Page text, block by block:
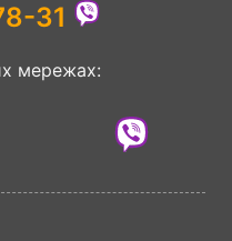
31
мережах: